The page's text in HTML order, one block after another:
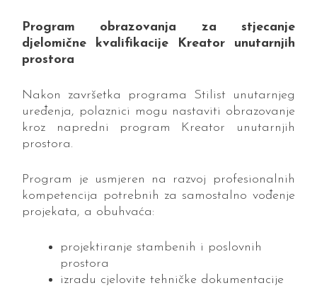
Program obrazovanja za stjecanje
djelomične kvalifikacije Kreator unutarnjih
prostora
Nakon završetka programa Stilist unutarnjeg
uređenja, polaznici mogu nastaviti obrazovanje
kroz napredni program Kreator unutarnjih
prostora.
Program je usmjeren na razvoj profesionalnih
kompetencija potrebnih za samostalno vođenje
projekata, a obuhvaća:
projektiranje stambenih i poslovnih
prostora
izradu cjelovite tehničke dokumentacije